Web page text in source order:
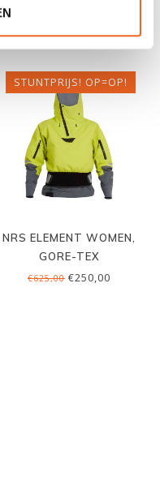
STUNTPRIJS! OP=OP!
NRS ELEMENT WOMEN,
GORE-TEX
€625,00 €250,00